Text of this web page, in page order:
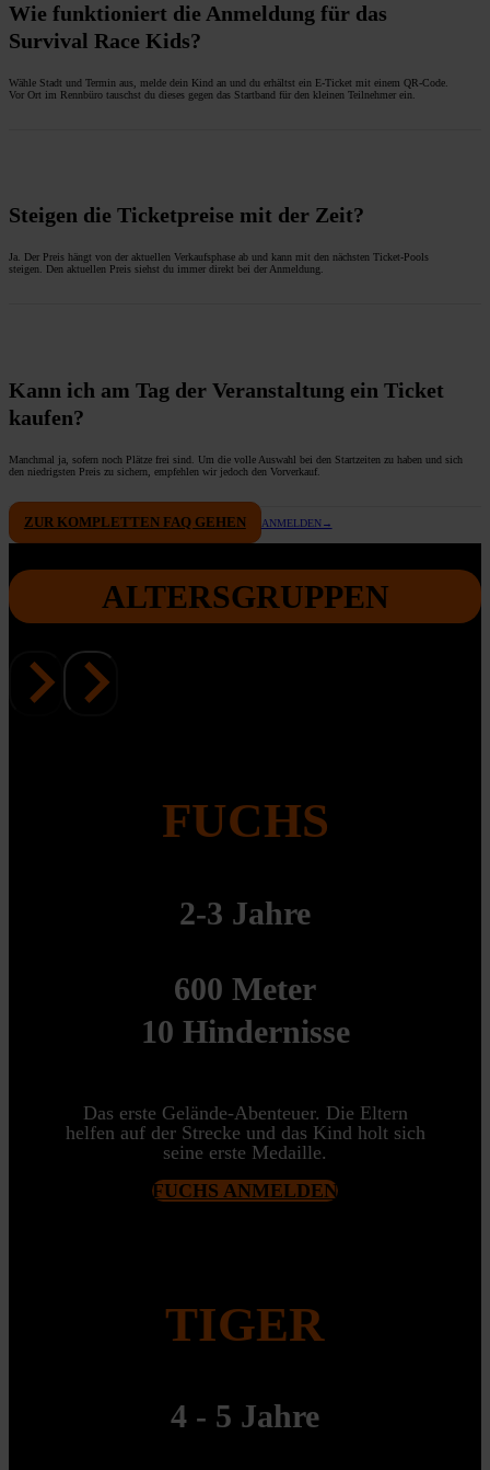
Wie funktioniert die Anmeldung für das
Survival Race Kids?
Wähle Stadt und Termin aus, melde dein Kind an und du erhältst ein E-Ticket mit einem QR-Code.
Vor Ort im Rennbüro tauschst du dieses gegen das Startband für den kleinen Teilnehmer ein.
Steigen die Ticketpreise mit der Zeit?
Ja. Der Preis hängt von der aktuellen Verkaufsphase ab und kann mit den nächsten Ticket-Pools
steigen. Den aktuellen Preis siehst du immer direkt bei der Anmeldung.
Kann ich am Tag der Veranstaltung ein Ticket
kaufen?
Manchmal ja, sofern noch Plätze frei sind. Um die volle Auswahl bei den Startzeiten zu haben und sich
den niedrigsten Preis zu sichern, empfehlen wir jedoch den Vorverkauf.
ZUR KOMPLETTEN FAQ GEHEN ANMELDEN→
ALTERSGRUPPEN
FUCHS
2-3 Jahre
600 Meter
10 Hindernisse
Das erste Gelände-Abenteuer. Die Eltern
helfen auf der Strecke und das Kind holt sich
seine erste Medaille.
FUCHS ANMELDEN
TIGER
4 - 5 Jahre